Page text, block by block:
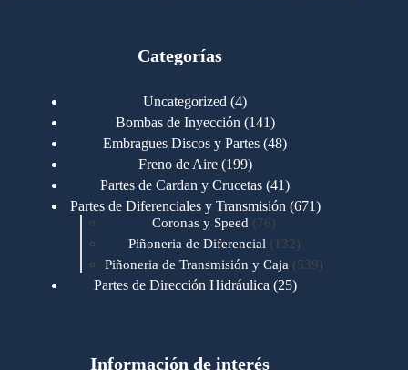
Categorías
Uncategorized 44
productos
Bombas de Inyección 141141
productos
Embragues Discos y Partes 4848
Freno de Aire 199199
productos
Partes de Cardan y Crucetas 4141
productos
Partes de Diferenciales y Transmisión 671671
Coronas y Speed 7676
productos
Piñoneria de Diferencial 132 132
productos
Piñoneria de Transmisión y Caja 539539
Partes de Dirección Hidráulica 2525
Motores Cummins 723
Información de interés